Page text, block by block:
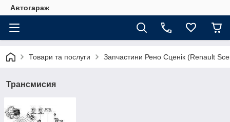
Автогараж
Товари та послуги Запчастини Рено Сценік (Renault
Трансмисия